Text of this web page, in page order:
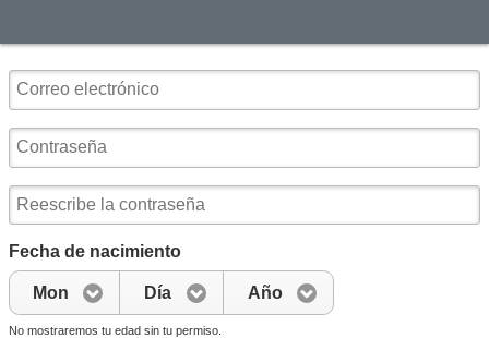
Fecha de nacimiento
Mon Día Año
No mostraremos tu edad sin tu permiso.